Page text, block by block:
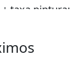
+ taxa pintura;